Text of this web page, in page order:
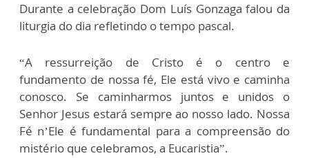
Durante a celebração Dom Luís Gonzaga falou da
liturgia do dia refletindo o tempo pascal.
“A ressurreição de Cristo é o centro e
fundamento de nossa fé, Ele está vivo e caminha
conosco. Se caminharmos juntos e unidos o
Senhor Jesus estará sempre ao nosso lado. Nossa
Fé n’Ele é fundamental para a compreensão do
mistério que celebramos, a Eucaristia”.